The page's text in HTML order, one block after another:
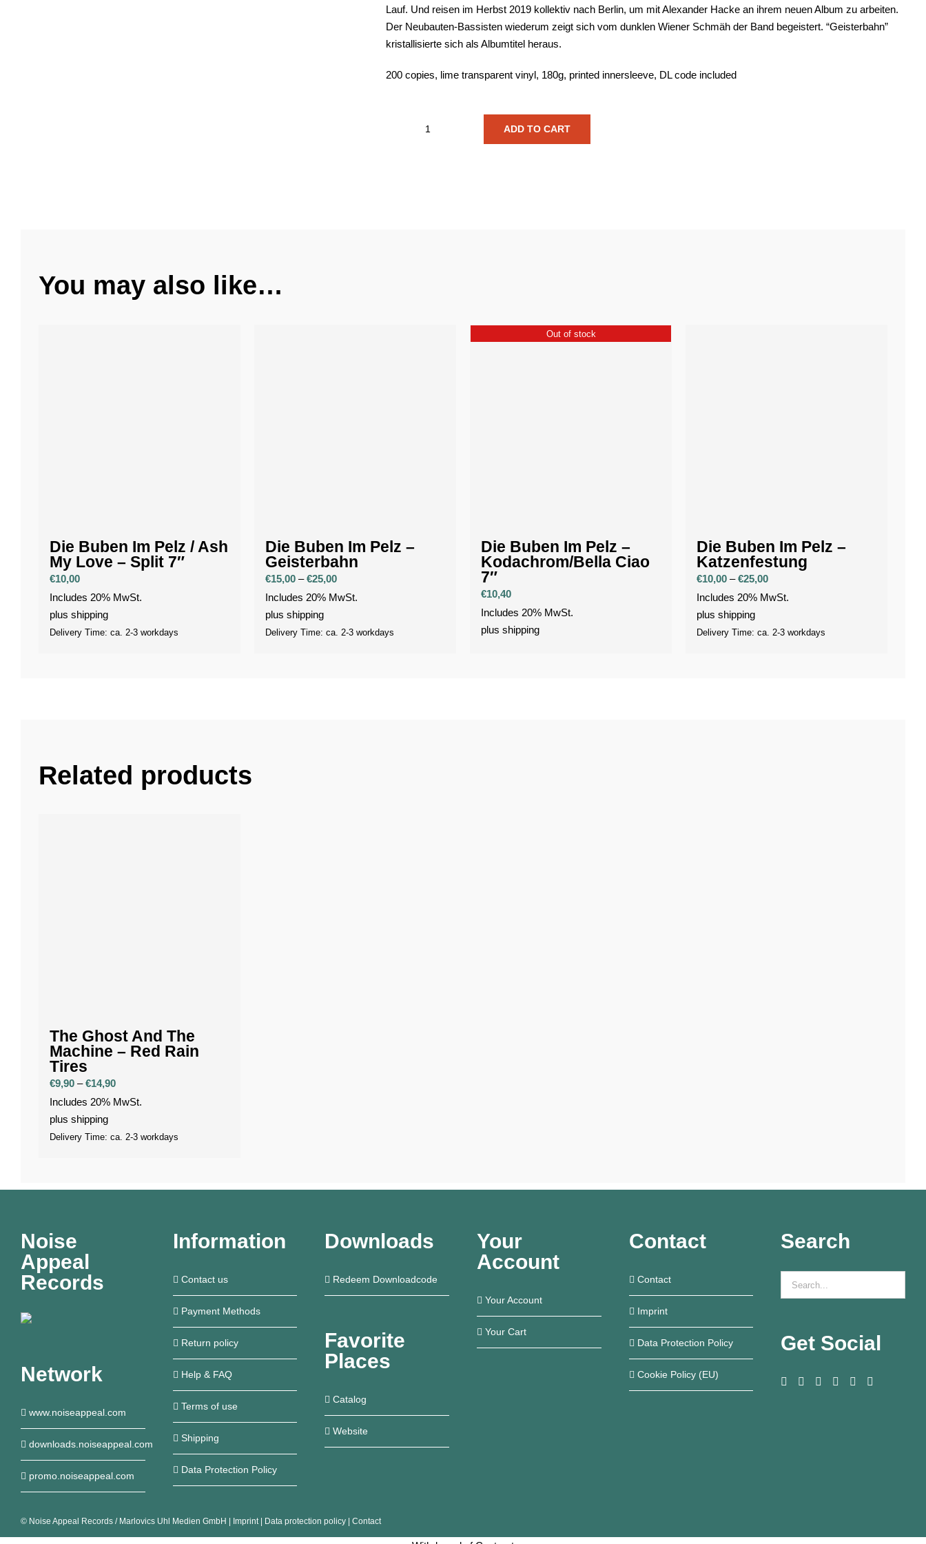
Lauf. Und reisen im Herbst 2019 kollektiv nach Berlin, um mit Alexander Hacke an ihrem neuen Album zu arbeiten.
Der Neubauten-Bassisten wiederum zeigt sich vom dunklen Wiener Schmäh der Band begeistert. “Geisterbahn”
kristallisierte sich als Albumtitel heraus.
200 copies, lime transparent vinyl, 180g, printed innersleeve, DL code included
ADD TO CART
You may also like…
Die Buben Im Pelz / Ash
My Love – Split 7″
€10,00
Includes 20% MwSt.
plus shipping
Delivery Time: ca. 2-3 workdays
Die Buben Im Pelz –
Geisterbahn
€15,00 – €25,00Price
range:
through
Includes 20% MwSt.
plus shipping
Delivery Time: ca. 2-3 workdays
Out of stock
Die Buben Im Pelz –
Kodachrom/Bella Ciao
7″
€10,40
Includes 20% MwSt.
plus shipping
Die Buben Im Pelz –
Katzenfestung
€10,00 – €25,00Price
range:
through
Includes 20% MwSt.
plusshipping
Delivery Time: ca. 2-3 workdays
Related products
The Ghost And The
Machine – Red Rain
Tires
€9,90 – €14,90Price
range:
through
Includes 20% MwSt.
plus shipping
Delivery Time: ca. 2-3 workdays
Noise
Appeal
Records
Network
www.noiseappeal.com
downloads.noiseappeal.com
promo.noiseappeal.com
Information
Contact us
Payment Methods
Return policy
Help & FAQ
Terms of use
Shipping
Data Protection Policy
Downloads
Redeem Downloadcode
Favorite
Places
Catalog
Website
Your
Account
Your Account
Your Cart
Contact
Contact
Imprint
Data Protection Policy
Cookie Policy (EU)
Search
Get Social
© Noise Appeal Records / Marlovics Uhl Medien GmbH Imprint| Data protection policy Contact